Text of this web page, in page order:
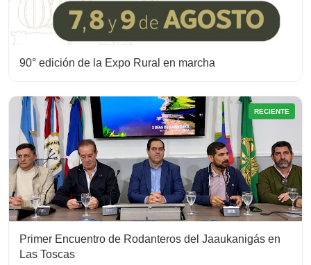
90° edición de la Expo Rural en marcha
RECIENTE
Primer Encuentro de Rodanteros del Jaaukanigás en
Las Toscas